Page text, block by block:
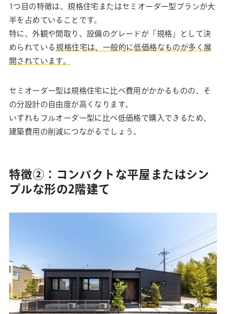
1つ目の特徴は、規格住宅またはセミオーダー型プランが大
半を占めていることです。
特に、外観や間取り、設備のグレードが「規格」として決
められている 規格住宅は、一般的に低価格なものが多く展
開されています。
セミオーダー型は規格住宅に比べ費用がかかるものの、そ
の分設計の自由度が高くなります。
いずれもフルオーダー型に比べ低価格で購入できるため、
建築費用の削減につながるでしょう。
特徴②：コンパクトな平屋またはシン
プルな形の2階建て